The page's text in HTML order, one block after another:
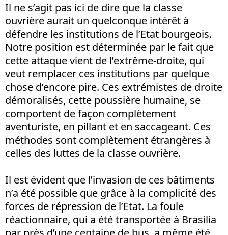
Il ne s’agit pas ici de dire que la classe
ouvrière aurait un quelconque intérêt à
défendre les institutions de l’Etat bourgeois.
Notre position est déterminée par le fait que
cette attaque vient de l’extrême-droite, qui
veut remplacer ces institutions par quelque
chose d’encore pire. Ces extrémistes de droite
démoralisés, cette poussière humaine, se
comportent de façon complètement
aventuriste, en pillant et en saccageant. Ces
méthodes sont complètement étrangères à
celles des luttes de la classe ouvrière.
Il est évident que l’invasion de ces bâtiments
n’a été possible que grâce à la complicité des
forces de répression de l’Etat. La foule
réactionnaire, qui a été transportée à Brasilia